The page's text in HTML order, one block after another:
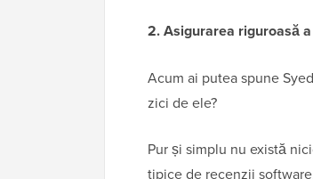
2. Asigurarea riguroasă
Acum ai putea spune
zici de ele?
Pur și simplu nu există
tipice de recenzii